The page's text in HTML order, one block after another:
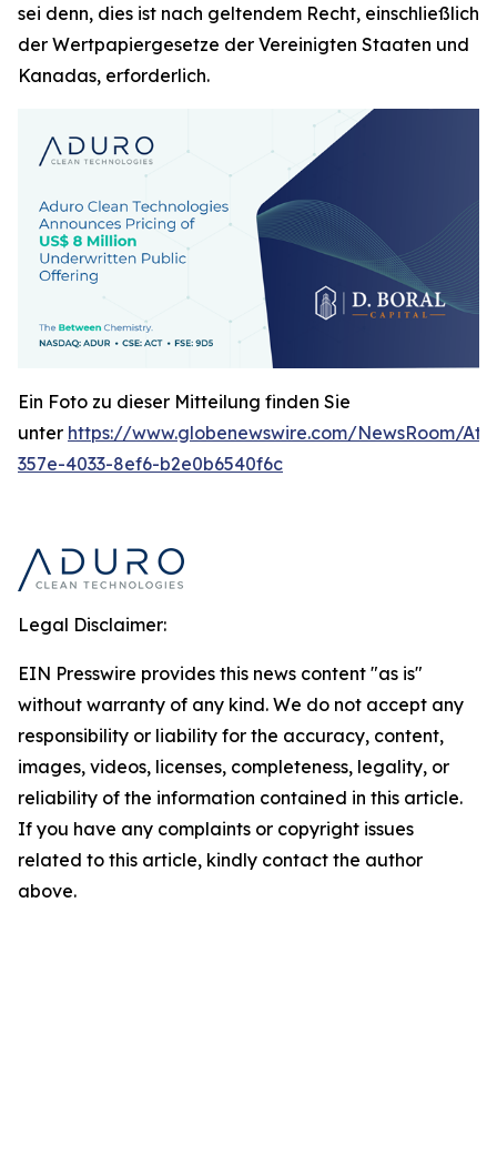
sei denn, dies ist nach geltendem Recht, einschließlich
der Wertpapiergesetze der Vereinigten Staaten und
Kanadas, erforderlich.
Ein Foto zu dieser Mitteilung finden Sie
unter https://www.globenewswire.com/NewsRoom/
357e-4033-8ef6-b2e0b6540f6c
Legal Disclaimer:
EIN Presswire provides this news content "as is"
without warranty of any kind. We do not accept any
responsibility or liability for the accuracy, content,
images, videos, licenses, completeness, legality, or
reliability of the information contained in this article.
If you have any complaints or copyright issues
related to this article, kindly contact the author
above.